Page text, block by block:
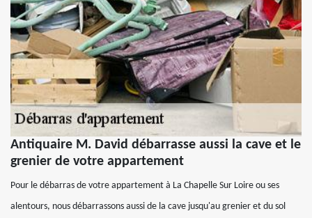
Antiquaire M. David débarrasse aussi la cave et le
grenier de votre appartement
Pour le débarras de votre appartement à La Chapelle Sur Loire ou ses
alentours, nous débarrassons aussi de la cave jusqu'au grenier et du sol